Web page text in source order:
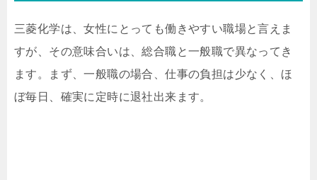
三菱化学は、女性にとっても働きやすい職場と言えま
すが、その意味合いは、総合職と一般職で異なってき
ます。まず、一般職の場合、仕事の負担は少なく、ほ
ぼ毎日、確実に定時に退社出来ます。